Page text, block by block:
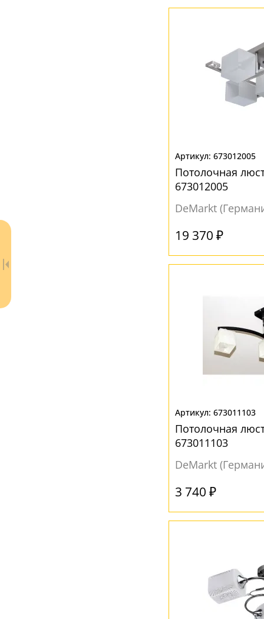
- бесплатно по России
- бесплатная доставка
673012005
Потолочная
673012005
DeMarkt
19 370 ₽
673011103
Потолочная
673011103
DeMarkt
3 740 ₽